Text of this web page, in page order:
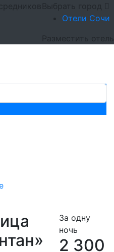
Выбрать город
Отели Сочи
Разместить отель
За одну
ночь
2 300